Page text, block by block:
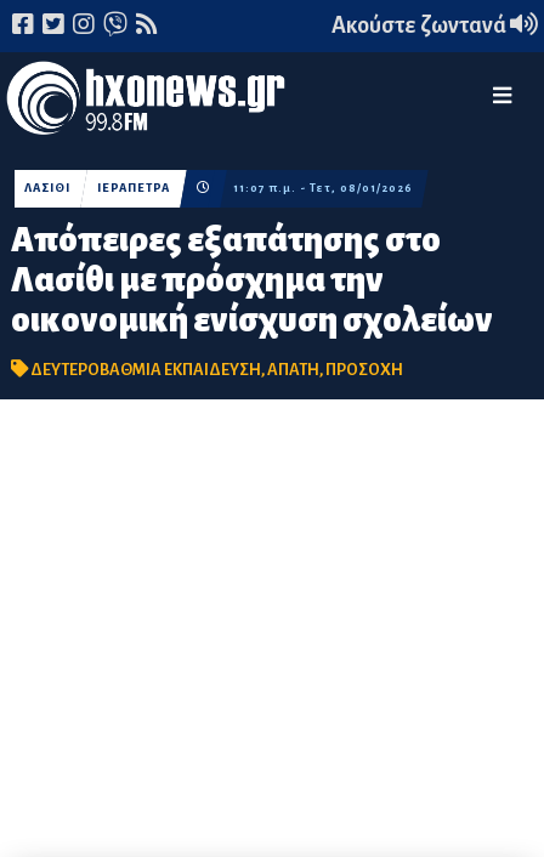
Ακούστε ζωντανά
Απόπειρες εξαπάτησης στο
Λασίθι με πρόσχημα την
οικονομική ενίσχυση σχολείων
ΛΑΣΙΘΙ ΙΕΡΑΠΕΤΡΑ 11:07 π.μ. - Τετ, 08/01/2026
ΔΕΥΤΕΡΟΒΑΘΜΙΑ ΕΚΠΑΙΔΕΥΣΗ,ΑΠΑΤΗ, ΠΡΟΣΟΧΗ